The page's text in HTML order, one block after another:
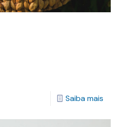
Saiba mais